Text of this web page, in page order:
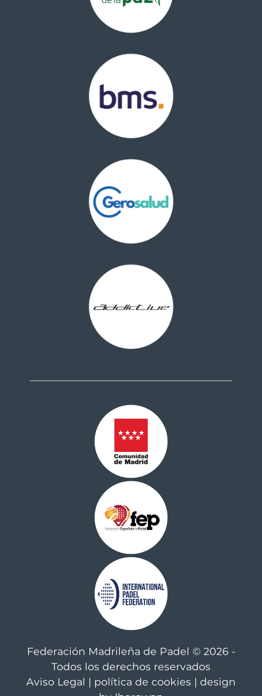
Federación Madrileña de Padel © 2026 -
Todos los derechos reservados
Aviso Legal | política de cookies | design